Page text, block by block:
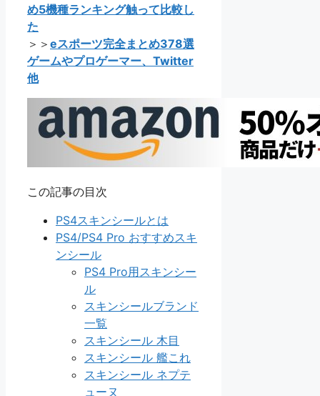
め5機種ランキング触って比較し
た
＞＞ eスポーツ完全まとめ378選
ゲームやプロゲーマー、Twitter
他
この記事の目次
PS4スキンシールとは
PS4/PS4 Pro おすすめスキ
ンシール
PS4 Pro用スキンシー
ル
スキンシールブランド
一覧
スキンシール 木目
スキンシール 艦これ
スキンシール ネプテ
ューヌ